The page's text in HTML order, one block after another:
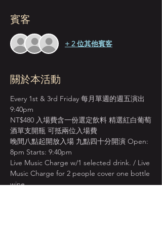
賓客
+ 2 位其他賓客
關於本活動
Every 1st & 3rd Friday 每月單週的週五演出
9:40pm
NT$480 入場費含一份選定飲料 精選紅白葡萄
酒單支開瓶 可抵兩位入場費
晚間八點起開放入場 九點四十分開演 Open:
8pm Starts: 9:40pm
Live Music Charge w/1 selected drink. / Live
Music Charge for 2 people cover one bottle
wine.